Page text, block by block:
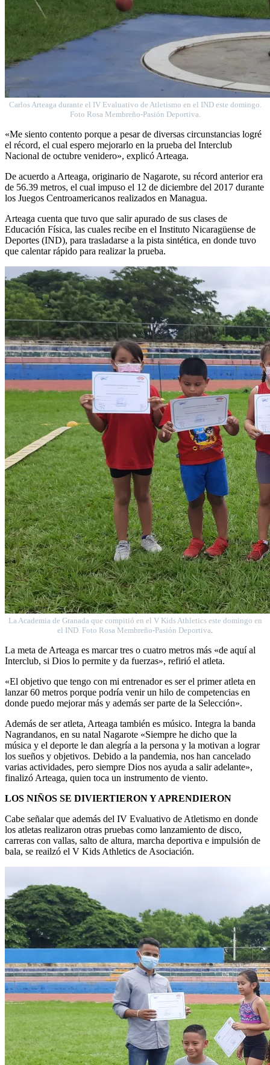
Carlos Arteaga durante el IV Evaluativo de Atletismo en el IND este domingo.
Foto Rosa Membreño-Pasión Deportiva.
«Me siento contento porque a pesar de diversas circunstancias logré
el récord, el cual espero mejorarlo en la prueba del Interclub
Nacional de octubre venidero», explicó Arteaga.
De acuerdo a Arteaga, originario de Nagarote, su récord anterior era
de 56.39 metros, el cual impuso el 12 de diciembre del 2017 durante
los Juegos Centroamericanos realizados en Managua.
Arteaga cuenta que tuvo que salir apurado de sus clases de
Educación Física, las cuales recibe en el Instituto Nicaragüense de
Deportes (IND), para trasladarse a la pista sintética, en donde tuvo
que calentar rápido para realizar la prueba.
La Academia de Granada que compitió en el V Kids Athletics este domingo en
el IND. Foto Rosa Membreño-Pasión Deportiva
La meta de Arteaga es marcar tres o cuatro metros más «de aquí al
Interclub, si Dios lo permite y da fuerzas», refirió el atleta.
«El objetivo que tengo con mi entrenador es ser el primer atleta en
lanzar 60 metros porque podría venir un hilo de competencias en
donde puedo mejorar más y además ser parte de la Selección».
Además de ser atleta, Arteaga también es músico. Integra la banda
Nagrandanos, en su natal Nagarote «Siempre he dicho que la
música y el deporte le dan alegría a la persona y la motivan a lograr
los sueños y objetivos. Debido a la pandemia, nos han cancelado
varias actividades, pero siempre Dios nos ayuda a salir adelante»,
finalizó Arteaga, quien toca un instrumento de viento.
LOS NIÑOS SE DIVIERTIERON Y APRENDIERON
Cabe señalar que además del IV Evaluativo de Atletismo en donde
los atletas realizaron otras pruebas como lanzamiento de disco,
carreras con vallas, salto de altura, marcha deportiva e impulsión de
bala, se reailzó el V Kids Athletics de Asociación.